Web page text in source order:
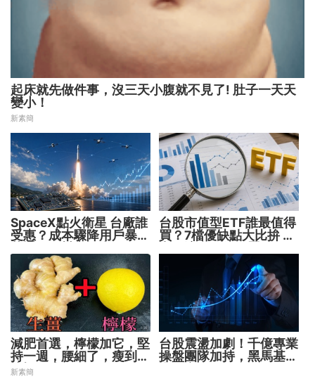
起床就先做件事，沒三天小腹就不見了! 肚子一天天
變小！
新素簡
SpaceX點火衛星 台廠誰
受惠？成本驟降用戶暴增
台股市值型ETF誰最值得
買？7檔優缺點大比拚 找
減肥首選，檸檬加它，堅
持一週，腰細了，瘦到你
懷疑人生
新素簡
台股震盪加劇！千億專業
操盤團隊加持，黑馬基金